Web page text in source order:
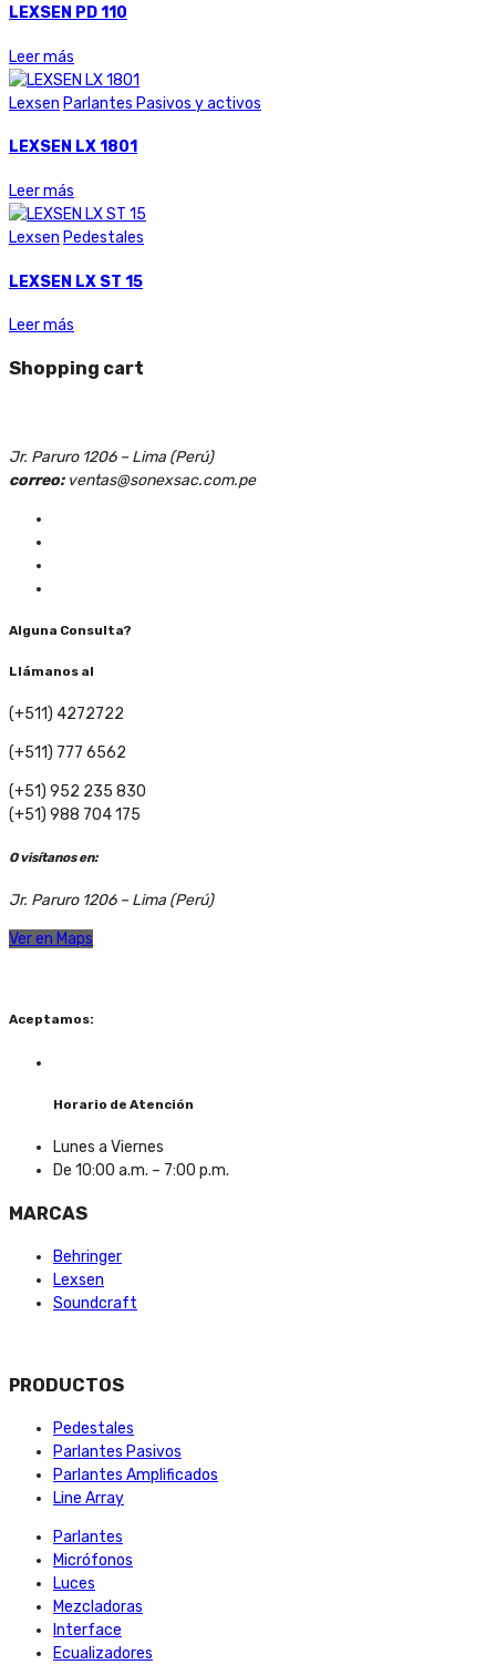
LEXSEN PD 110
Leer más
Lexsen Parlantes Pasivos y activos
LEXSEN LX 1801
Leer más
Lexsen Pedestales
LEXSEN LX ST 15
Leer más
Shopping cart
Jr. Paruro 1206 – Lima (Perú)
correo:ventas@sonexsac.com.pe
Alguna Consulta?
Llámanos al
(+511) 4272722
(+511) 777 6562
(+51) 952 235 830
(+51) 988 704 175
O visítanos en:
Jr. Paruro 1206 – Lima (Perú)
Ver en Maps
Aceptamos:
Horario de Atención
Lunes a Viernes
De 10:00 a.m. – 7:00 p.m.
MARCAS
Behringer
Lexsen
Soundcraft
PRODUCTOS
Pedestales
Parlantes Pasivos
Parlantes Amplificados
Line Array
Parlantes
Micrófonos
Luces
Mezcladoras
Interface
Ecualizadores